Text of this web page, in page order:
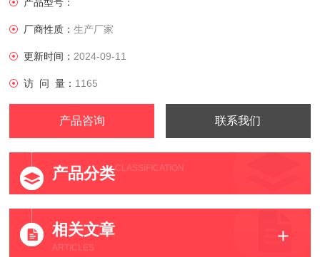
厂商性质：生产厂家
更新时间： 2024-09-11
访 问 量： 1165
产品咨询 联系我们
产品分类CLASSIFICATION
相关文章
ARTICLES